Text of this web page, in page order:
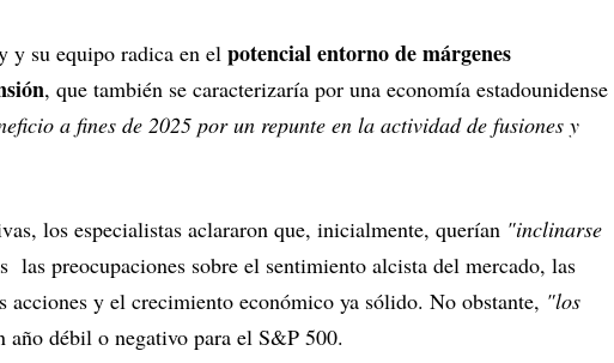
y su equipo radica en el potencial entorno de márgenes
, que también se caracterizaría por una economía estadounidense
a fines de 2025 por un repunte en la actividad de fusiones y
los especialistas aclararon que, inicialmente, querían "inclinarse
las preocupaciones sobre el sentimiento alcista del mercado, las
acciones y el crecimiento económico ya sólido. No obstante, "los
año débil o negativo para el S&P 500.